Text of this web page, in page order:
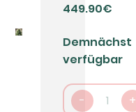
449.90€
Demnächst
verfügbar
- 1 +